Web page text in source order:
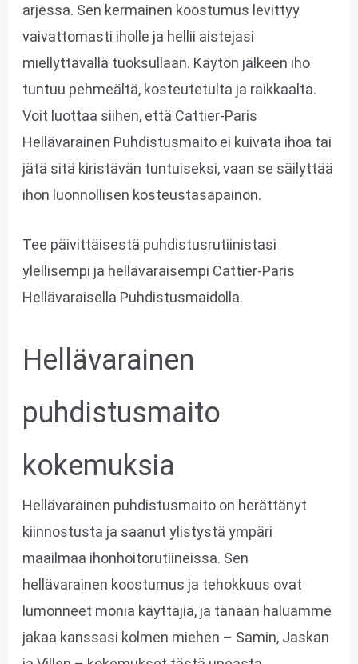
arjessa. Sen kermainen koostumus levittyy
vaivattomasti iholle ja hellii aistejasi
miellyttävällä tuoksullaan. Käytön jälkeen iho
tuntuu pehmeältä, kosteutetulta ja raikkaalta.
Voit luottaa siihen, että Cattier-Paris
Hellävarainen Puhdistusmaito ei kuivata ihoa tai
jätä sitä kiristävän tuntuiseksi, vaan se säilyttää
ihon luonnollisen kosteustasapainon.
Tee päivittäisestä puhdistusrutiinistasi
ylellisempi ja hellävaraisempi Cattier-Paris
Hellävaraisella Puhdistusmaidolla.
Hellävarainen
puhdistusmaito
kokemuksia
Hellävarainen puhdistusmaito on herättänyt
kiinnostusta ja saanut ylistystä ympäri
maailmaa ihonhoitorutiineissa. Sen
hellävarainen koostumus ja tehokkuus ovat
lumonneet monia käyttäjiä, ja tänään haluamme
jakaa kanssasi kolmen miehen – Samin, Jaskan